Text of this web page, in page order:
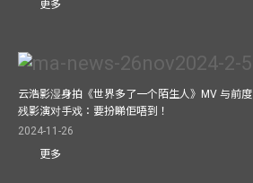
更多
云浩影湿身拍《世界多了一个陌生人》MV 与前度
残影演对手戏：要扮睇佢唔到！
2024-11-26
更多